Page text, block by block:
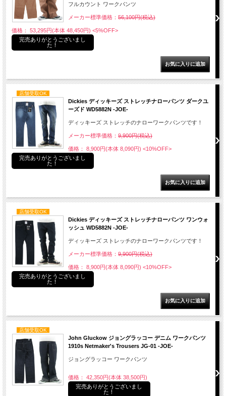
フルカウント ワークパンツ
メーカー標準価格： 56,100円(税込)
価格： 53,295円(本体 48,450円) <5%OFF>
完売ありがとうございまし
た！
店舗受取OK
Dickies ディッキーズ ストレッチナローパンツ ダークユ
ーズド WD5882N -JOE-
ディッキーズ ストレッチのナローワークパンツです！
メーカー標準価格： 9,900円(税込)
価格： 8,900円(本体 8,090円) <10%OFF>
完売ありがとうございまし
た！
店舗受取OK
Dickies ディッキーズ ストレッチナローパンツ ワンウォ
ッシュ WD5882N -JOE-
ディッキーズ ストレッチのナローワークパンツです！
メーカー標準価格： 9,900円(税込)
価格： 8,900円(本体 8,090円) <10%OFF>
完売ありがとうございまし
た！
店舗受取OK
John Gluckow ジョングラッコー デニム ワークパンツ
1910s Netmaker's Trousers JG-01 -JOE-
ジョングラッコー ワークパンツ
価格： 42,350円(本体 38,500円)
完売ありがとうございまし
た！